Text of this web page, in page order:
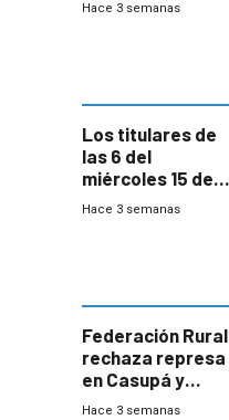
Hace 3 semanas
Los titulares de
las 6 del
miércoles 15 de
julio de 2026
Hace 3 semanas
Federación Rural
rechaza represa
en Casupá y
firma demanda
Hace 3 semanas